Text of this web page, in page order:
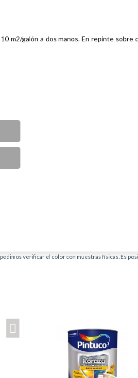
m2/galón a dos manos. En repinte
verificar el color con muestras físicas. Es